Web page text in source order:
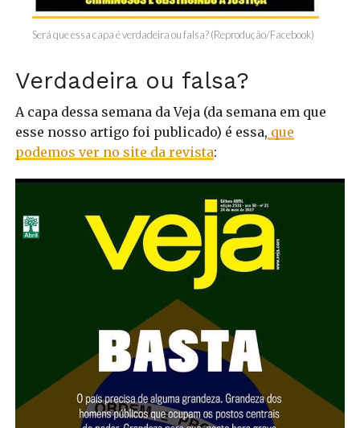
Será que essa capa é verdadeira ou falsa? (Reprodução/Facebook)
Verdadeira ou falsa?
A capa dessa semana da Veja (da semana em que
esse nosso artigo foi publicado) é essa, que
podemos ver no site da revista: